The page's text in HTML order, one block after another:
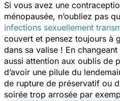
Si vous avez une
ménopausée, n’oubliez pas
infections sexuellement
couvert et pensez toujours à
dans sa valise ! En
aussi attention aux oublis de
d’avoir une pilule du
de rupture de préservatif ou
soirée trop arrosée par